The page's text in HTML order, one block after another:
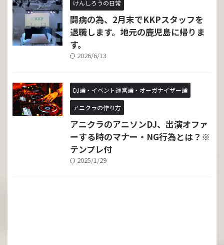
けんしろうの日常
闘病の為、2月末でKKPスタッフを
退職します。地元の鹿児島に帰りま
す。
2026/6/13
DJ論・イベント運営論・オーガナイザー論
アニクラの作り方
アニクラのアニソンDJ、出演オファ
ーする時のマナー・NG行為とは？※
テンプレ付
2025/1/29